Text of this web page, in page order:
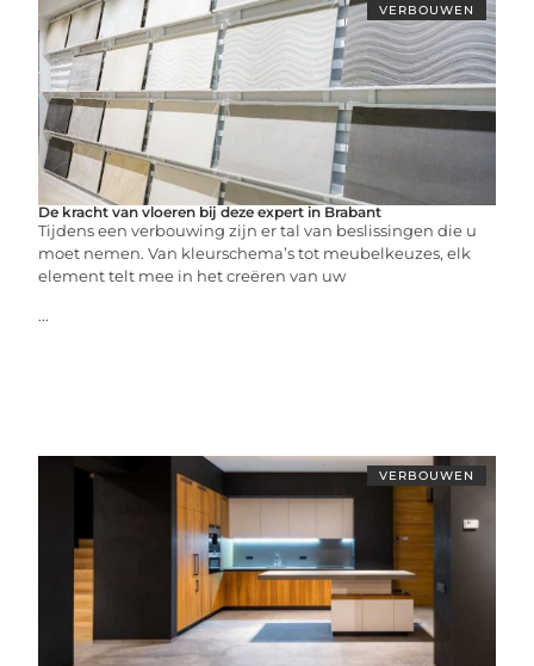
VERBOUWEN
De kracht van vloeren bij deze expert in Brabant
Tijdens een verbouwing zijn er tal van beslissingen die u
moet nemen. Van kleurschema’s tot meubelkeuzes, elk
element telt mee in het creëren van uw
...
VERBOUWEN